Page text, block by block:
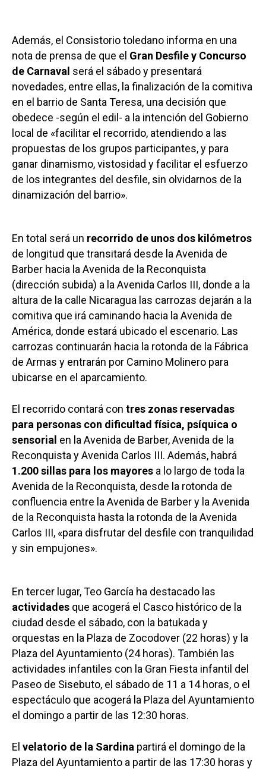
Además, el Consistorio toledano informa en una
nota de prensa de que el Gran Desfile y Concurso
de Carnaval será el sábado y presentará
novedades, entre ellas, la finalización de la comitiva
en el barrio de Santa Teresa, una decisión que
obedece -según el edil- a la intención del Gobierno
local de «facilitar el recorrido, atendiendo a las
propuestas de los grupos participantes, y para
ganar dinamismo, vistosidad y facilitar el esfuerzo
de los integrantes del desfile, sin olvidarnos de la
dinamización del barrio».
En total será un recorrido de unos dos kilómetros
de longitud que transitará desde la Avenida de
Barber hacia la Avenida de la Reconquista
(dirección subida) a la Avenida Carlos III, donde a la
altura de la calle Nicaragua las carrozas dejarán a la
comitiva que irá caminando hacia la Avenida de
América, donde estará ubicado el escenario. Las
carrozas continuarán hacia la rotonda de la Fábrica
de Armas y entrarán por Camino Molinero para
ubicarse en el aparcamiento.
El recorrido contará con tres zonas reservadas
para personas con dificultad física, psíquica o
sensorial en la Avenida de Barber, Avenida de la
Reconquista y Avenida Carlos III. Además, habrá
1.200 sillas para los mayores a lo largo de toda la
Avenida de la Reconquista, desde la rotonda de
confluencia entre la Avenida de Barber y la Avenida
de la Reconquista hasta la rotonda de la Avenida
Carlos III, «para disfrutar del desfile con tranquilidad
y sin empujones».
En tercer lugar, Teo García ha destacado las
actividades que acogerá el Casco histórico de la
ciudad desde el sábado, con la batukada y
orquestas en la Plaza de Zocodover (22 horas) y la
Plaza del Ayuntamiento (24 horas). También las
actividades infantiles con la Gran Fiesta infantil del
Paseo de Sisebuto, el sábado de 11 a 14 horas, o el
espectáculo que acogerá la Plaza del Ayuntamiento
el domingo a partir de las 12:30 horas.
El velatorio de la Sardina partirá el domingo de la
Plaza del Ayuntamiento a partir de las 17:30 horas y